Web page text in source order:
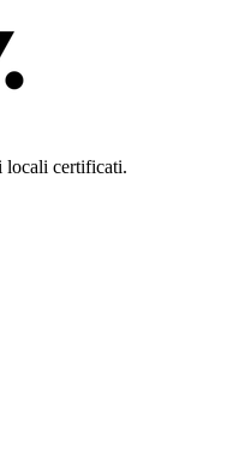
locali certificati.